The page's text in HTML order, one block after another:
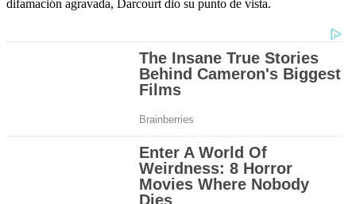
difamación agravada, Darcourt dio su punto de vista.